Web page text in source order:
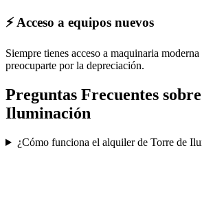
⚡ Acceso a equipos nuevos
Siempre tienes acceso a maquinaria
preocuparte por la depreciación.
Preguntas Frecuentes sobre
Iluminación
¿Cómo funciona el alquiler de Torre de